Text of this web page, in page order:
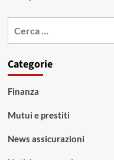
Categorie
Finanza
Mutui e prestiti
News assicurazioni